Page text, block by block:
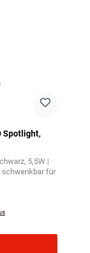
Spotlight,
5,5W |
schwenkbar für